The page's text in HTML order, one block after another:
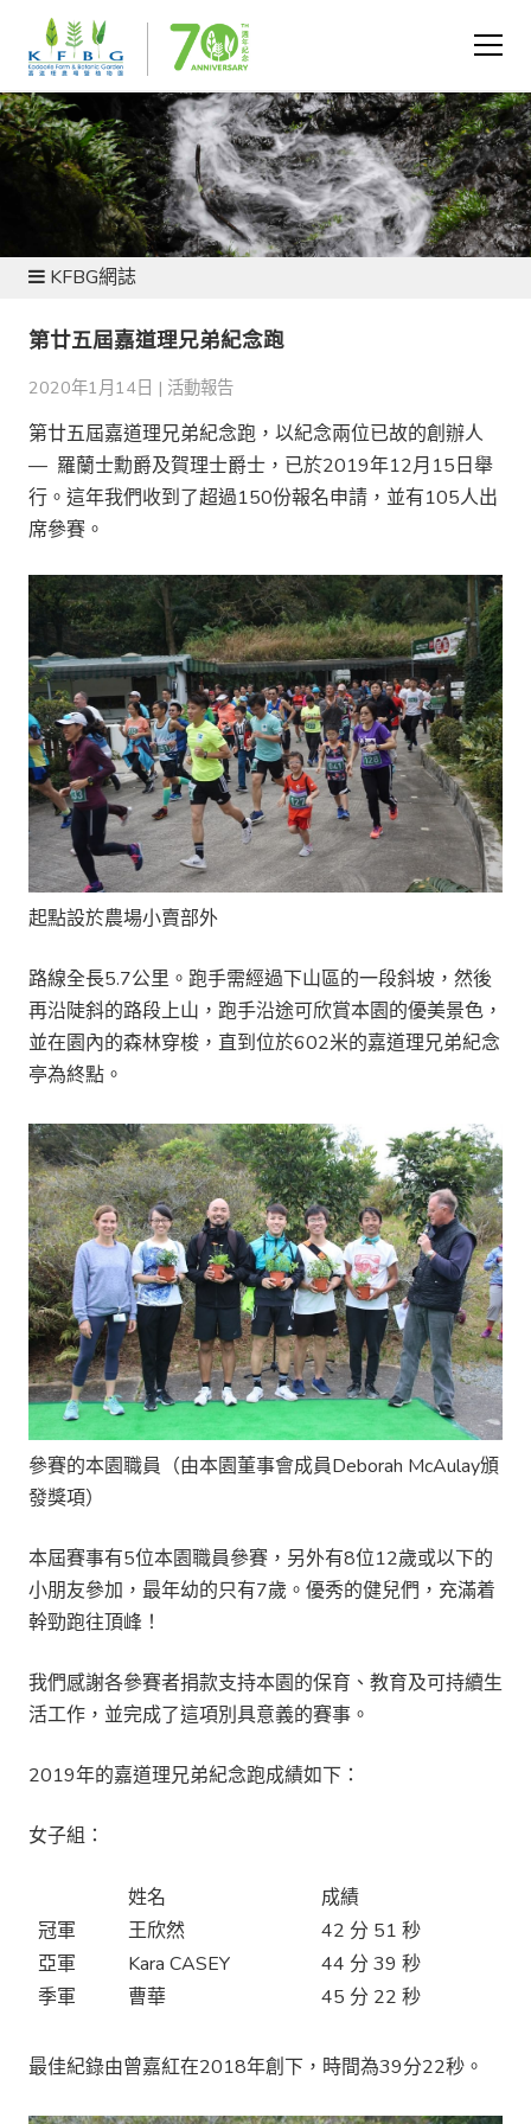
新聞及資源
KFBG網誌
第廿五屆嘉道理兄弟紀念跑
2020年1月14日 | 活動報告
第廿五屆嘉道理兄弟紀念跑，以紀念兩位已故的創辦人
— 羅蘭士勳爵及賀理士爵士，已於2019年12月15日舉
行。這年我們收到了超過150份報名申請，並有105人出
席參賽。
起點設於農場小賣部外
路線全長5.7公里。跑手需經過下山區的一段斜坡，然後
再沿陡斜的路段上山，跑手沿途可欣賞本園的優美景色，
並在園內的森林穿梭，直到位於602米的嘉道理兄弟紀念
亭為終點。
參賽的本園職員（由本園董事會成員Deborah McAulay頒
發獎項）
本屆賽事有5位本園職員參賽，另外有8位12歲或以下的
小朋友參加，最年幼的只有7歲。優秀的健兒們，充滿着
幹勁跑往頂峰！
我們感謝各參賽者捐款支持本園的保育、教育及可持續生
活工作，並完成了這項別具意義的賽事。
2019年的嘉道理兄弟紀念跑成績如下：
女子組：
姓名
成績
冠軍
王欣然
42 分 51 秒
亞軍
Kara CASEY
44 分 39 秒
季軍
曹華 45 分 22 秒
最佳紀錄由曾嘉紅在2018年創下，時間為39分22秒。